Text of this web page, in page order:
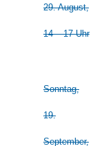
29. August,
14 – 17 Uhr
Sonntag,
19.
September,